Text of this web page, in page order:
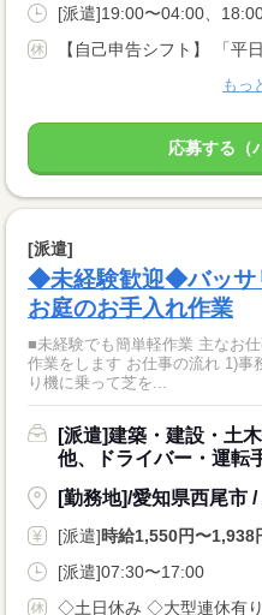
[派遣]19:00〜04:00、
もっ
応募する（
[派遣]
◆未経験歓迎◆バッサ
お庭のお手入れ作業
■未経験でも簡単軽作業 主なお
作業をします お仕事の流れ 1)事
り機に乗って芝を...
[派遣]建築・建設・土
他、ドライバー・運転
[勤務地]/愛知県西尾市
[派遣]時給1,550円〜1,938
[派遣]07:30〜17:00